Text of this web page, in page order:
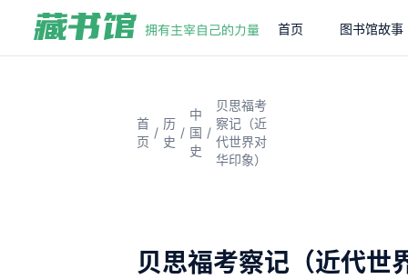
首页 图书馆故事
首
页
/
历
史
/
中
国
史
/
贝思福考
察记（近
代世界对
华印象）
贝思福考察记（近代世